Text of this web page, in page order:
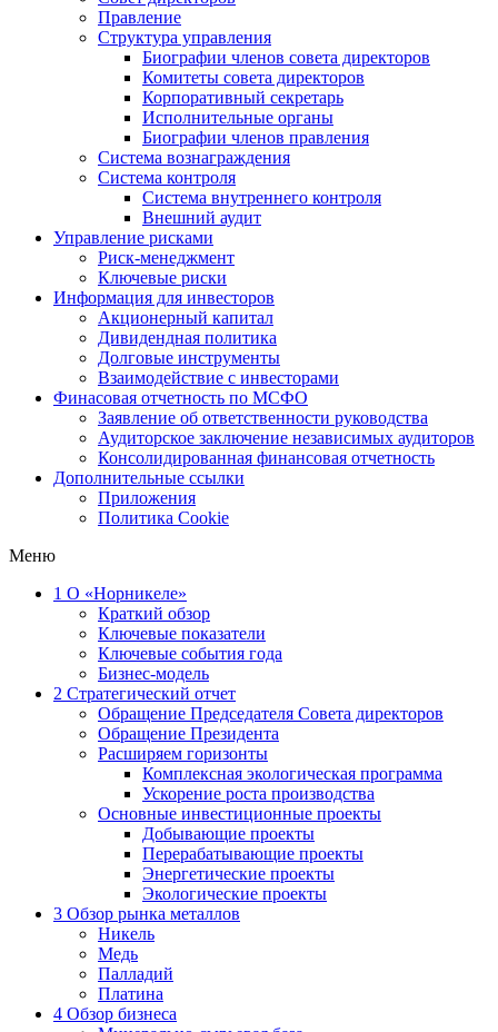
Правление
Структура управления
Биографии членов совета директоров
Комитеты совета директоров
Корпоративный секретарь
Исполнительные органы
Биографии членов правления
Система вознаграждения
Система контроля
Система внутреннего контроля
Внешний аудит
Управление рисками
Риск-менеджмент
Ключевые риски
Информация для инвесторов
Акционерный капитал
Дивидендная политика
Долговые инструменты
Взаимодействие с инвеcторами
Финасовая отчетность по МСФО
Заявление об ответственности руководства
Аудиторское заключение независимых аудиторов
Консолидированная финансовая отчетность
Дополнительные ссылки
Приложения
Политика Cookie
Меню
1 О «Норникеле»
Краткий обзор
Ключевые показатели
Ключевые события года
Бизнес-модель
2 Стратегический отчет
Обращение Председателя Совета директоров
Обращение Президента
Расширяем горизонты
Комплексная экологическая программа
Ускорение роста производства
Основные инвестиционные проекты
Добывающие проекты
Перерабатывающие проекты
Энергетические проекты
Экологические проекты
3 Обзор рынка металлов
Никель
Медь
Палладий
Платина
4 Обзор бизнеса